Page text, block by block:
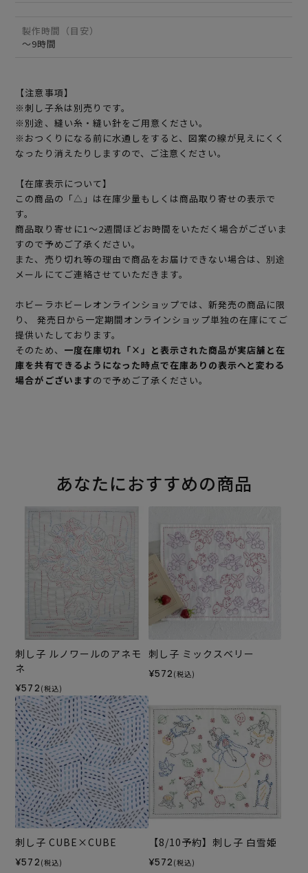
製作時間（目安）
～9時間
【注意事項】
※刺し子糸は別売りです。
※別途、縫い糸・縫い針をご用意ください。
※おつくりになる前に水通しをすると、図案の線が見えにくく
なったり消えたりしますので、ご注意ください。
【在庫表示について】
この商品の「△」は在庫少量もしくは商品取り寄せの表示で
す。
商品取り寄せに1～2週間ほどお時間をいただく場合がございま
すので予めご了承ください。
また、売り切れ等の理由で商品をお届けできない場合は、別途
メールにてご連絡させていただきます。
ホビーラホビーレオンラインショップでは、新発売の商品に限
り、 発売日から一定期間オンラインショップ単独の在庫にてご
提供いたしております。
そのため、 一度在庫切れ「×」と表示された商品が実店舗と在
庫を共有できるようになった時点で在庫ありの表示へと変わる
場合がございますので予めご了承ください。
あなたにおすすめの商品
刺し子 ルノワールのアネモ
ネ
¥572 (税込)
刺し子 ミックスベリー
¥572 (税込)
刺し子 CUBE×CUBE
¥572 (税込)
【8/10予約】刺し子 白雪姫
¥572 (税込)